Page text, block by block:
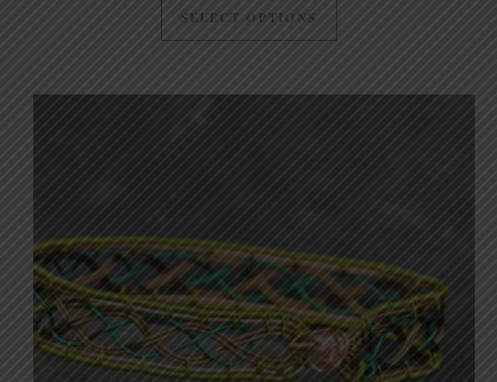
SELECT OPTIONS